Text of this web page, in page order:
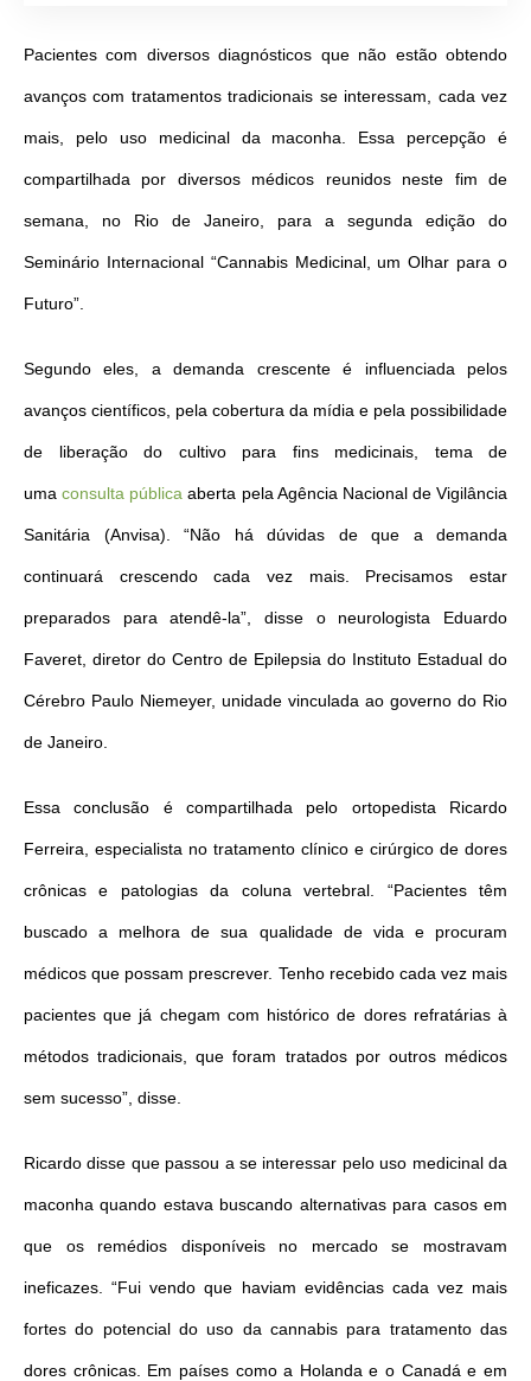
Pacientes com diversos diagnósticos que não estão obtendo
avanços com tratamentos tradicionais se interessam, cada vez
mais, pelo uso medicinal da maconha. Essa percepção é
compartilhada por diversos médicos reunidos neste fim de
semana, no Rio de Janeiro, para a segunda edição do
Seminário Internacional “Cannabis Medicinal, um Olhar para o
Futuro”.
Segundo eles, a demanda crescente é influenciada pelos
avanços científicos, pela cobertura da mídia e pela possibilidade
de liberação do cultivo para fins medicinais, tema de
umaconsulta pública aberta pela Agência Nacional de Vigilância
Sanitária (Anvisa). “Não há dúvidas de que a demanda
continuará crescendo cada vez mais. Precisamos estar
preparados para atendê-la”, disse o neurologista Eduardo
Faveret, diretor do Centro de Epilepsia do Instituto Estadual do
Cérebro Paulo Niemeyer, unidade vinculada ao governo do Rio
de Janeiro.
Essa conclusão é compartilhada pelo ortopedista Ricardo
Ferreira, especialista no tratamento clínico e cirúrgico de dores
crônicas e patologias da coluna vertebral. “Pacientes têm
buscado a melhora de sua qualidade de vida e procuram
médicos que possam prescrever. Tenho recebido cada vez mais
pacientes que já chegam com histórico de dores refratárias à
métodos tradicionais, que foram tratados por outros médicos
sem sucesso”, disse.
Ricardo disse que passou a se interessar pelo uso medicinal da
maconha quando estava buscando alternativas para casos em
que os remédios disponíveis no mercado se mostravam
ineficazes. “Fui vendo que haviam evidências cada vez mais
fortes do potencial do uso da cannabis para tratamento das
dores crônicas. Em países como a Holanda e o Canadá e em